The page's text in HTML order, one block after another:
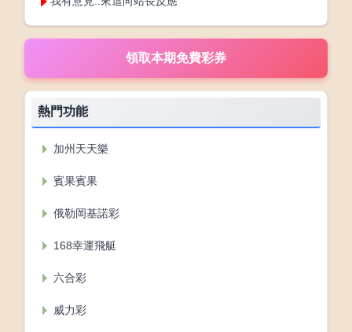
熱門功能
加州天天樂
賓果賓果
俄勒岡基諾彩
168幸運飛艇
六合彩
威力彩